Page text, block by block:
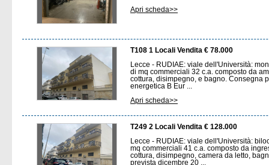
Apri scheda>>
T108 1 Locali Vendita € 78.000
Lecce - RUDIAE: viale dell'Università:
di mq commerciali 32 c.a. composto da
cottura, disimpegno, e bagno. Consegna
energetica B Eur ...
Apri scheda>>
T249 2 Locali Vendita € 128.000
Lecce - RUDIAE: viale dell'Università:
mq commerciali 41 c.a. composto da
cottura, disimpegno, camera da letto,
prevista dicembre 20 ...